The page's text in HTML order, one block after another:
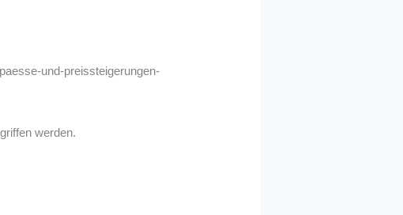
und-preissteigerungen-
werden.